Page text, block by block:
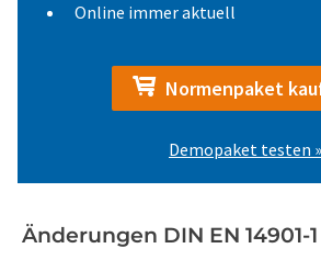
Online immer aktuell
Normenpaket
Demopaket testen »
Änderungen DIN EN 14901-1